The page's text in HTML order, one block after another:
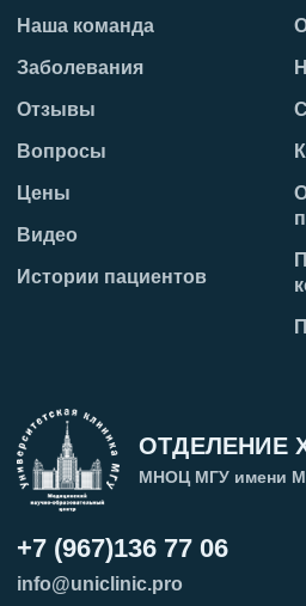
Наша команда
Заболевания
Отзывы
Вопросы
Цены
Видео
Истории пациентов
ОТДЕЛЕНИЕ
МНОЦ МГУ имени
+7 (967)136 77 06
info@uniclinic.pro